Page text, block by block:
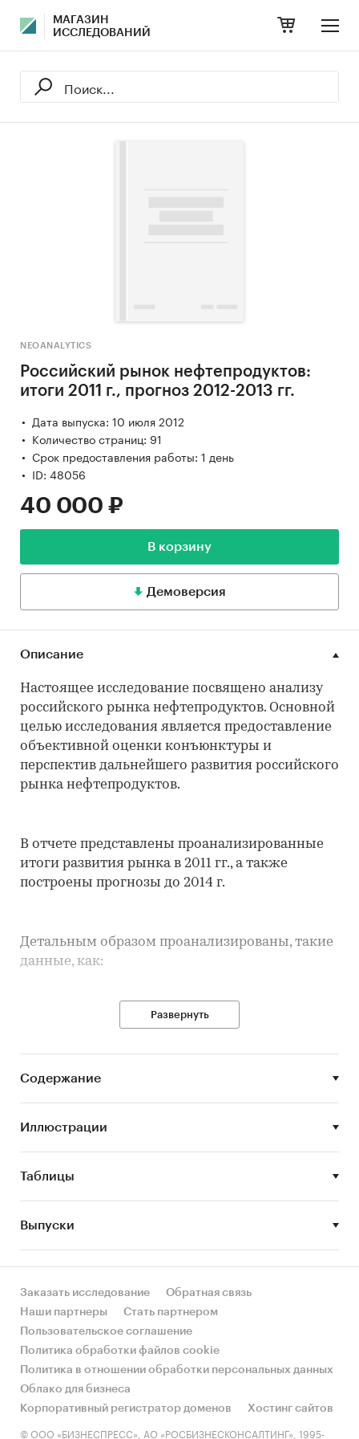
МАГАЗИН
ИССЛЕДОВАНИЙ
NEOANALYTICS
Российский рынок нефтепродуктов:
итоги 2011 г., прогноз 2012-2013 гг.
Дата выпуска: 10 июля 2012
Количество страниц: 91
Срок предоставления работы: 1 день
ID: 48056
40 000 ₽
В корзину
Демоверсия
Описание
Настоящее исследование посвящено анализу
российского рынка нефтепродуктов. Основной
целью исследования является предоставление
объективной оценки конъюнктуры и
перспектив дальнейшего развития российского
рынка нефтепродуктов.
В отчете представлены проанализированные
итоги развития рынка в 2011 гг., а также
построены прогнозы до 2014 г.
Детальным образом проанализированы, такие
данные, как:
• Классификация отрасли
• Сырьевая база отрасли
• Производственные показатели
потребителей
• Основные участники отрасли
• Тенденции и прогнозы развития
Данное исследование предназначено для ряда
специалистов, работающих в нефтяной
отрасли, в частности:
• маркетологи-аналитики, менеджеры по
Развернуть
Содержание
Иллюстрации
Таблицы
Выпуски
Заказать исследование
Обратная связь
Наши партнеры
Стать партнером
Пользовательское соглашение
Политика обработки файлов cookie
Политика в отношении обработки персональных данных
Облако для бизнеса
Корпоративный регистратор доменов
Хостинг сайтов
© ООО «БИЗНЕСПРЕСС», АО «РОСБИЗНЕСКОНСАЛТИНГ», 1995-